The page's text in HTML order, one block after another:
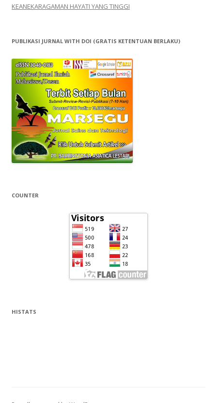
KEANEKARAGAMAN HAYATI YANG TINGGI
PUBLIKASI JURNAL WITH DOI (GRATIS KETENTUAN BERLAKU)
COUNTER
HISTATS